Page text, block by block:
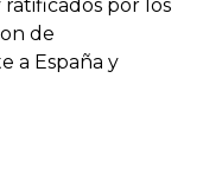
ratificados por los
de
a España y